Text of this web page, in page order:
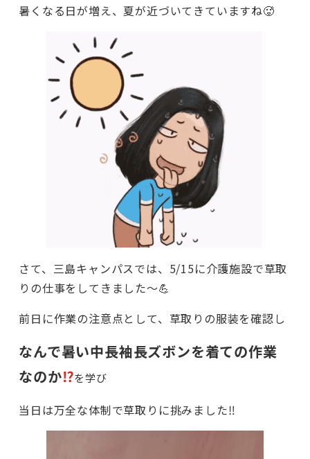
暑くなる日が増え、夏が近づいてきていますね🥵
さて、三島キャンパスでは、5/15に介護施設で草取
りの仕事をしてきました～💪
前日に作業の注意点として、草取りの服装を確認し
なんで暑い中長袖長ズボンを着ての作業
なのか⁉を学び
当日は万全な体制で草取りに挑みました‼️